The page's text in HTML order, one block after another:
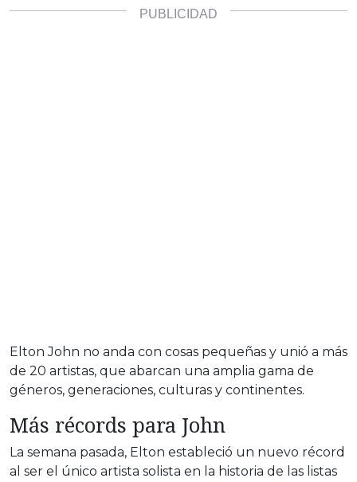
Elton John no anda con cosas pequeñas y unió a más
de 20 artistas, que abarcan una amplia gama de
géneros, generaciones, culturas y continentes.
Más récords para John
La semana pasada, Elton estableció un nuevo récord
al ser el único artista solista en la historia de las listas